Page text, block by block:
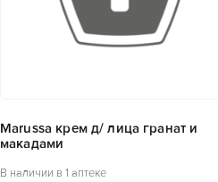
Marussa крем д/ лица гранат и
макадами
В наличии в 1 аптеке